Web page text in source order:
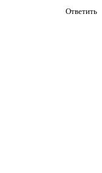
Ответить